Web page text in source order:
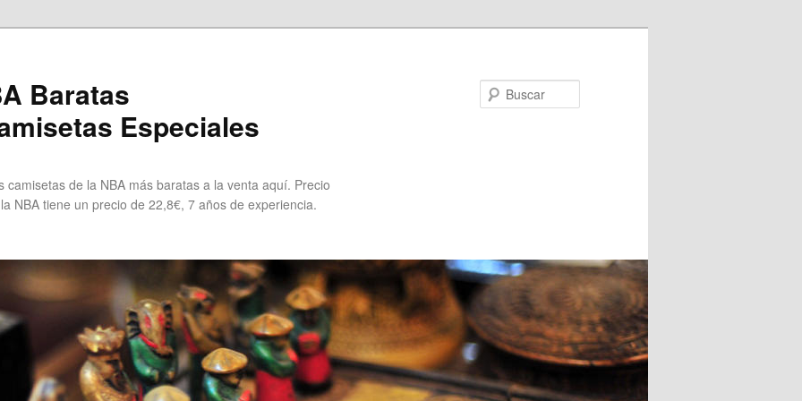
Baratas
Especiales
de la NBA más baratas a la venta aquí. Precio
NBA tiene un precio de 22,8€, 7 años de experiencia.